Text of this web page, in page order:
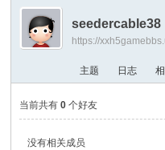
寻
论
seedercable38
https://
主题 日志
当前共有0 个好友
没有相关成员